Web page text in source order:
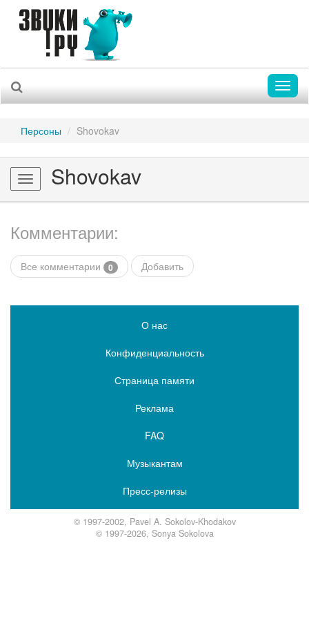
Персоны Shovokav
Toggle
navigation
Shovokav
Комментарии:
Все комментарии 0 Добавить
О нас
Конфиденциальность
Страница памяти
Реклама
FAQ
Музыкантам
Пресс-релизы
© 1997-2002, Pavel A. Sokolov-Khodakov
© 1997-2026, Sonya Sokolova